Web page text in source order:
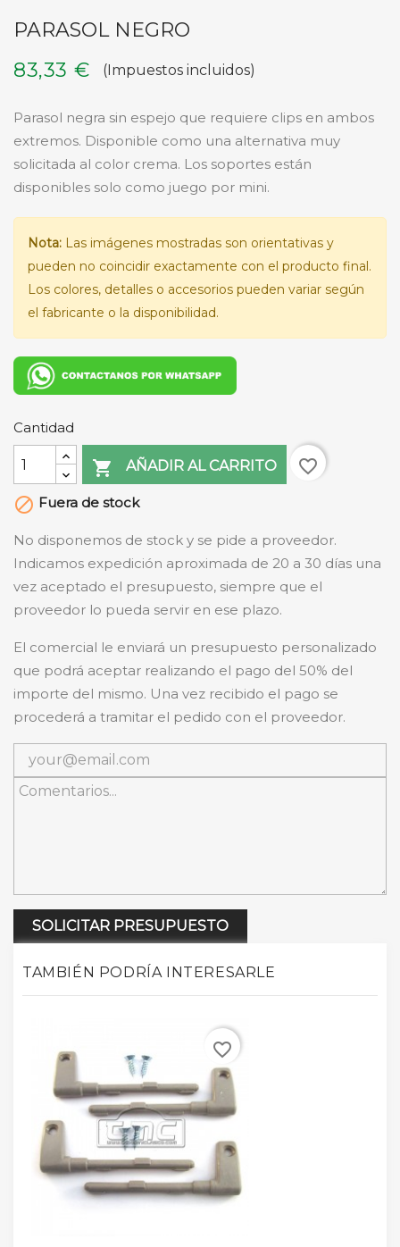
PARASOL NEGRO
83,33 €
(Impuestos incluidos)
Parasol negra sin espejo que requiere clips en ambos
extremos. Disponible como una alternativa muy
solicitada al color crema. Los soportes están
disponibles solo como juego por mini.
Nota: Las imágenes mostradas son orientativas y
pueden no coincidir exactamente con el producto final.
Los colores, detalles o accesorios pueden variar según
el fabricante o la disponibilidad.
Cantidad
 AÑADIR AL CARRITO
favorite_border
 Fuera de stock
No disponemos de stock y se pide a proveedor.
Indicamos expedición aproximada de 20 a 30 días una
vez aceptado el presupuesto, siempre que el
proveedor lo pueda servir en ese plazo.
El comercial le enviará un presupuesto personalizado
que podrá aceptar realizando el pago del 50% del
importe del mismo. Una vez recibido el pago se
procederá a tramitar el pedido con el proveedor.
SOLICITAR PRESUPUESTO
TAMBIÉN PODRÍA INTERESARLE
favorite_border